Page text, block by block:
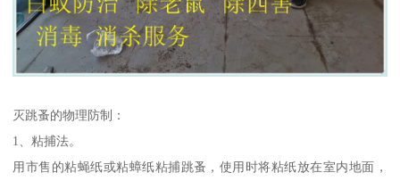
灭跳蚤的物理防制：
1、粘捕法。
用市售的粘蝇纸或粘蟑纸粘捕跳蚤，使用时将粘纸放在室内地面，